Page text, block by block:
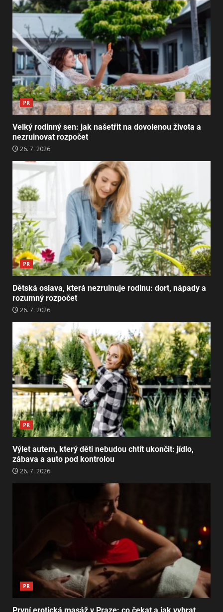
PR
Velký rodinný sen: jak našetřit na dovolenou života a
nezruinovat rozpočet
26. 7. 2026
PR
Dětská oslava, která nezruinuje rodinu: dort, nápady a
rozumný rozpočet
26. 7. 2026
PR
Výlet autem, který děti nebudou chtít ukončit: jídlo,
zábava a auto pod kontrolou
26. 7. 2026
PR